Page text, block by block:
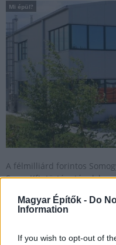
Magyar Építők - Do
Information
If you wish to opt-out of
Mi épül?
A félmilliárd forintos
Seres Kft. történetének